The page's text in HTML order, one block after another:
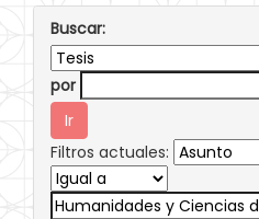
Buscar:
por
Filtros actuales: